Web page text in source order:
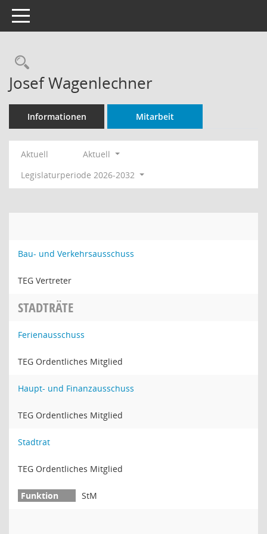
Toggle navigation
Rechercheauswahl
Josef Wagenlechner
Informationen Mitarbeit
Aktuell
Aktuell
Legislaturperiode 2026-2032
Bau- und Verkehrsausschuss
TEG Vertreter
STADTRÄTE
Ferienausschuss
TEG Ordentliches Mitglied
Haupt- und Finanzausschuss
TEG Ordentliches Mitglied
Stadtrat
TEG Ordentliches Mitglied
StM